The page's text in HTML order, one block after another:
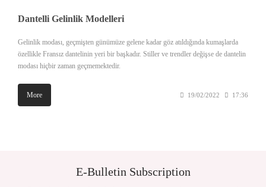
Dantelli Gelinlik Modelleri
Gelinlik modası, geçmişten günümüze gelene kadar göz atıldığında kumaşlarda
özellikle Fransız dantelinin yeri bir başkadır. Stiller ve trendler değişse de dantelin
modası hiçbir zaman geçmemektedir.
More 19/02/2022 17:36
E-Bulletin Subscription